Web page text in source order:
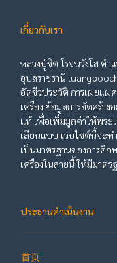
เกี่ยวกับเรา
หลวงปู่ชิต โรจนวังโส ตำ
อุบลราชธานี
อัตชีวประวัติ การเผยแผ่
เครื่อง ข้อมูลการจัดสร้า
แท้ เพื่อเพิ่มมูลค่าให้พระ
เลียนแบบ เวบไซต์นี้จะ
เป็นมาตรฐานของการศึ
เครื่องในสายนี้ ให้มีมาต
ประธานดำเนินงาน
首页